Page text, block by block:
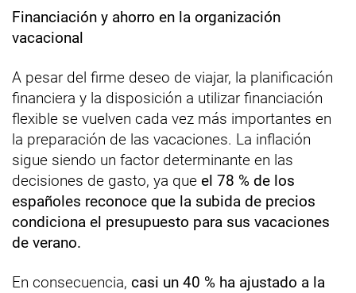
Financiación y ahorro en la organización
vacacional
A pesar del firme deseo de viajar, la planificación
financiera y la disposición a utilizar financiación
flexible se vuelven cada vez más importantes en
la preparación de las vacaciones. La inflación
sigue siendo un factor determinante en las
decisiones de gasto, ya que el 78 % de los
españoles reconoce que la subida de precios
condiciona el presupuesto para sus vacaciones
de verano.
En consecuencia, casi un 40 % ha ajustado a la